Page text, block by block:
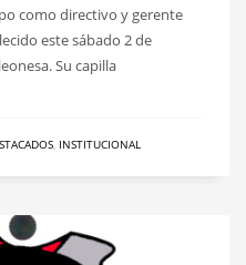
como directivo y gerente
este sábado 2 de
Su capilla
INSTITUCIONAL